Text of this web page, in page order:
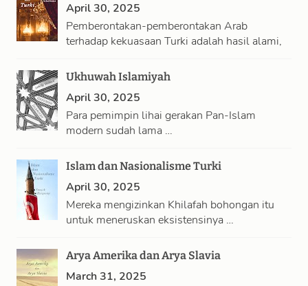
April 30, 2025
Pemberontakan-pemberontakan Arab
terhadap kekuasaan Turki adalah hasil alami,
Ukhuwah Islamiyah
April 30, 2025
Para pemimpin lihai gerakan Pan-Islam
modern sudah lama …
Islam dan Nasionalisme Turki
April 30, 2025
Mereka mengizinkan Khilafah bohongan itu
untuk meneruskan eksistensinya …
Arya Amerika dan Arya Slavia
March 31, 2025